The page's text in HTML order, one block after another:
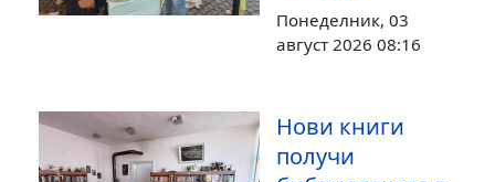
Понеделник, 03
август 2026 08:16
Нови книги
получи